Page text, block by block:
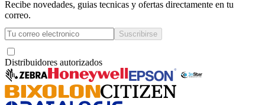
Recibe novedades, guias tecnicas y ofertas directamente en tu
correo.
Suscribirse
Distribuidores autorizados